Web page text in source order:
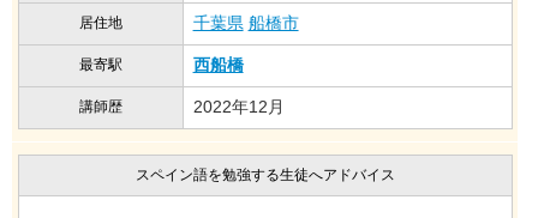
居住地 千葉県 船橋市
最寄駅 西船橋
講師歴 2022年12月
スペイン語を勉強する生徒へアドバイス